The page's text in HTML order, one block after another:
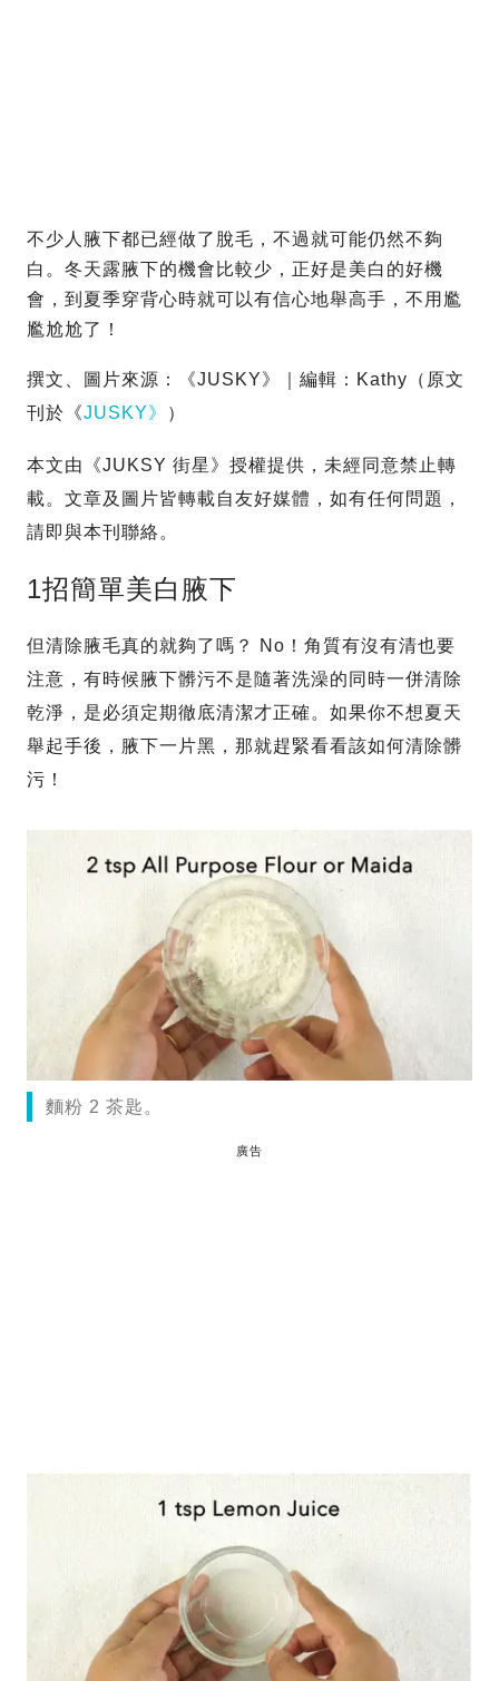
不少人腋下都已經做了脫毛，不過就可能仍然不夠
白。冬天露腋下的機會比較少，正好是美白的好機
會，到夏季穿背心時就可以有信心地舉高手，不用尷
尷尬尬了！
撰文、圖片來源：《JUSKY》｜編輯：Kathy（原文
刊於《JUSKY》 ）
本文由《JUKSY 街星》授權提供，未經同意禁止轉
載。文章及圖片皆轉載自友好媒體，如有任何問題，
請即與本刊聯絡。
1招簡單美白腋下
但清除腋毛真的就夠了嗎？ No！角質有沒有清也要
注意，有時候腋下髒污不是隨著洗澡的同時一併清除
乾淨，是必須定期徹底清潔才正確。如果你不想夏天
舉起手後，腋下一片黑，那就趕緊看看該如何清除髒
污！
麵粉 2 茶匙。
廣告